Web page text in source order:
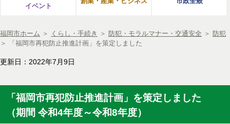
イベント
福岡市ホーム ＞ くらし・手続き ＞ 防犯・モラルマナー・交通安全 ＞ 防犯
＞
「福岡市再犯防止推進計画」を策定しました
更新日：2022年7月9日
「福岡市再犯防止推進計画」を策定しました
（期間 令和4年度～令和8年度）